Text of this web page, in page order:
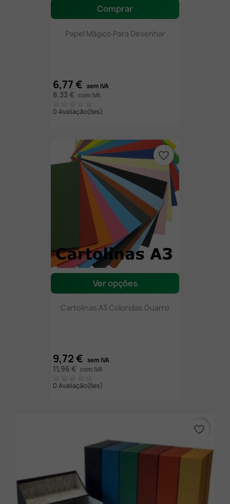
Comprar
Papel Mágico Para Desenhar
6,77 € sem IVA
8,33 € com IVA
0 Avaliação(ões)
Ver opções
Cartolinas A3 Coloridas Guarro
9,72 € sem IVA
11,96 € com IVA
0 Avaliação(ões)
favorite_border
favorite_border